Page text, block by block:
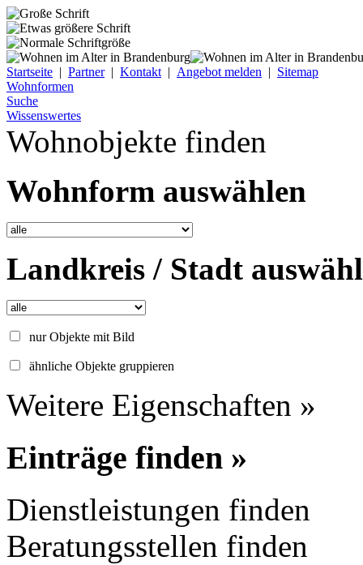
Startseite | Partner| Kontakt | Angebot melden | Sitemap
Wohnformen
Suche
Wissenswertes
Wohnobjekte finden
Wohnform auswählen
Landkreis / Stadt
nur Objekte mit Bild
ähnliche Objekte gruppieren
Weitere Eigenschaften »
Einträge finden »
Dienstleistungen finden
Beratungsstellen finden